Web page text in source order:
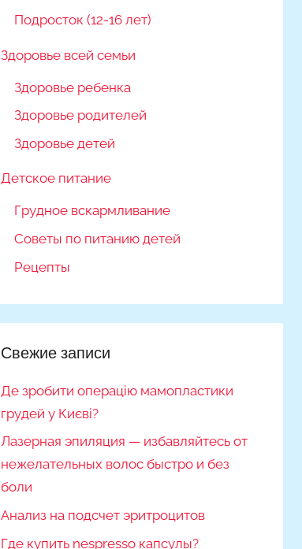
Подросток (12-16 лет)
Здоровье всей семьи
Здоровье ребенка
Здоровье родителей
Здоровье детей
Детское питание
Грудное вскармливание
Советы по питанию детей
Рецепты
Свежие записи
Де зробити операцію мамопластики
грудей у Києві?
Лазерная эпиляция — избавляйтесь от
нежелательных волос быстро и без
боли
Анализ на подсчет эритроцитов
Где купить nespresso капсулы?